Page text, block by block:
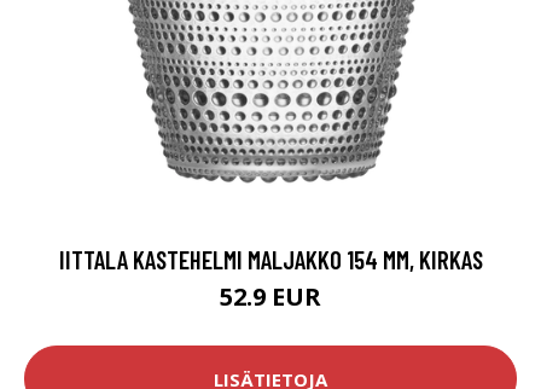
IITTALA KASTEHELMI MALJAKKO 154 MM, KIRKAS
52.9 EUR
LISÄTIETOJA